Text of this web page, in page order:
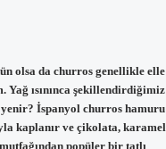
olsa da churros genellikle elle
Yağ ısınınca şekillendirdiğimiz
yenir? İspanyol churros hamuru
kaplanır ve çikolata, karamel
popüler bir tatlı